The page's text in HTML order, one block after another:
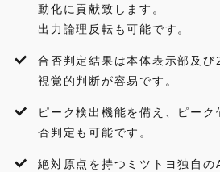
各種ダウンロード
アクセサリ・オプション
動化に貢献致します。
出力論理反転も可能です。
合否判定結果は本体表示部及び
視覚的判断が容易です。
ピーク検出機能を備え、ピー
否判定も可能です。
絶対原点を持つミツトヨ独自の